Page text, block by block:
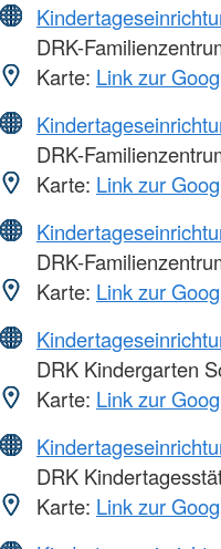
DRK-
Karte: Link zur
DRK-
Karte: Link zur
DRK-
Karte: Link zur
DRK Kindergarten
Karte: Link zur
DRK
Karte: Link zur